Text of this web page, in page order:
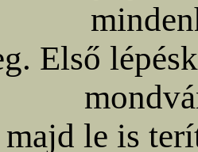
Első
le is